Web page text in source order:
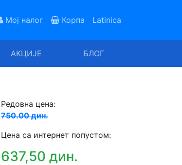
Мој налог Корпа Latinica
АКЦИЈЕ БЛОГ
Редовна цена:
750.00 дин.
Цена са интернет попустом:
637,50 дин.